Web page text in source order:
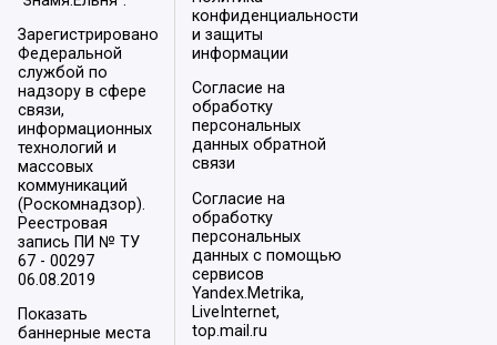
Зарегистрировано
Федеральной
службой по
надзору в сфере
связи,
информационных
технологий и
массовых
коммуникаций
(Роскомнадзор).
Реестровая
запись ПИ № ТУ
67 - 00297
06.08.2019
Показать
баннерные места
конфиденциальности
и защиты
информации
Согласие на
обработку
персональных
данных обратной
связи
Согласие на
обработку
персональных
данных с помощью
сервисов
Yandex.Metrika,
LiveInternet,
top.mail.ru